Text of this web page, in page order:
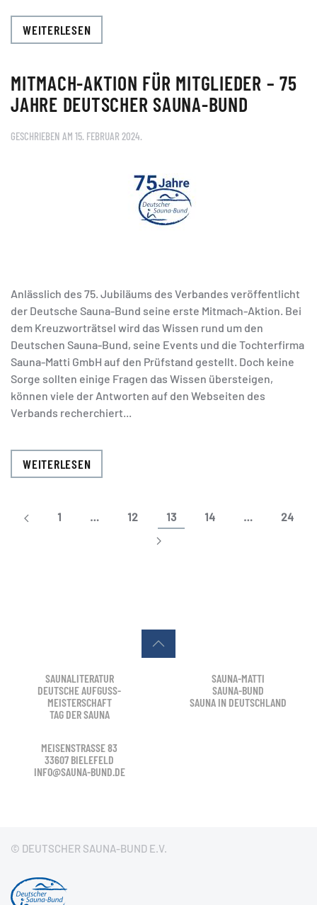
WEITERLESEN
MITMACH-AKTION FÜR MITGLIEDER – 75
JAHRE DEUTSCHER SAUNA-BUND
GESCHRIEBEN AM 15. FEBRUAR 2024.
Anlässlich des 75. Jubiläums des Verbandes veröffentlicht
der Deutsche Sauna-Bund seine erste Mitmach-Aktion. Bei
dem Kreuzworträtsel wird das Wissen rund um den
Deutschen Sauna-Bund, seine Events und die Tochterfirma
Sauna-Matti GmbH auf den Prüfstand gestellt. Doch keine
Sorge sollten einige Fragen das Wissen übersteigen,
können viele der Antworten auf den Webseiten des
Verbands recherchiert...
WEITERLESEN
1 … 12 13 14 … 24
SAUNALITERATUR
DEUTSCHE AUFGUSS-
MEISTERSCHAFT
TAG DER SAUNA
SAUNA-MATTI
SAUNA-BUND
SAUNA IN DEUTSCHLAND
MEISENSTRASSE 83
33607 BIELEFELD
INFO@SAUNA-BUND.DE
© DEUTSCHER SAUNA-BUND E.V.